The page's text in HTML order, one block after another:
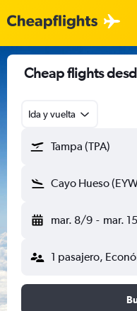
Cheap flights
Ida y vuelta
Tampa (TPA)
Cayo Hueso
mar. 8/9 - mar.
1 pasajero,